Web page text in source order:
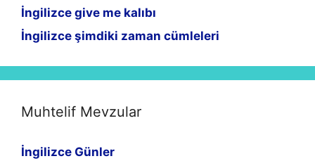
İngilizce give me kalıbı
İngilizce şimdiki zaman cümleleri
Muhtelif Mevzular
İngilizce Günler